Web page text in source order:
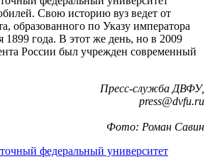
Свою историю вуз ведет от
образованного по Указу императора
1899 года. В этот же день, но в 2009
России был учрежден современный
Пресс-служба ДВФУ,
press@dvfu.ru
Фото: Роман Савин
федеральный университет